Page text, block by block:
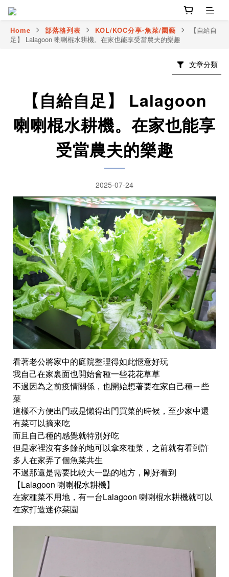
Home 部落格列表 KOL/KOC分享-魚菜/園藝
【自給自
足】 Lalagoon 喇喇棍水耕機。在家也能享受當農夫的樂趣
文章分類
【自給自足】 Lalagoon
喇喇棍水耕機。在家也能享
受當農夫的樂趣
2025-07-24
看著老公將家中的庭院整理得如此愜意好玩
我自己在家裏面也開始會種一些花花草草
不過因為之前疫情關係，也開始想著要在家自己種ㄧ些
菜
這樣不方便出門或是懶得出門買菜的時候，至少家中還
有菜可以摘來吃
而且自己種的感覺就特別好吃
但是家裡沒有多餘的地可以拿來種菜，之前就有看到許
多人在家弄了個魚菜共生
不過那還是需要比較大一點的地方，剛好看到
【Lalagoon 喇喇棍水耕機】
在家種菜不用地，有一台Lalagoon 喇喇棍水耕機就可以
在家打造迷你菜園